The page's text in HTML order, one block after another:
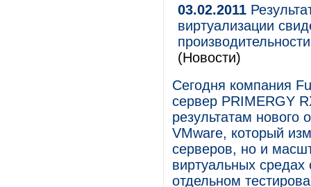
03.02.2011
виртуализации
(Новости)
Сегодня компания
сервер PRIMERGY
результатам нового
VMware, который
серверов, но и
виртуальных
отдельном